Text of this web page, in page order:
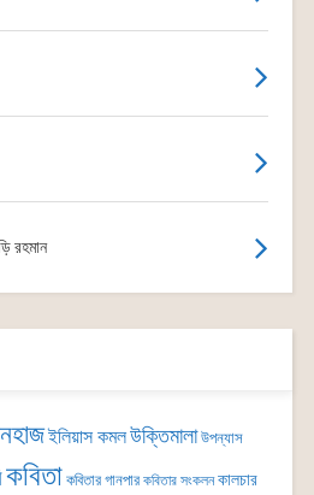
রহমান
ইলিয়াস কমলউক্তিমালা উপন্যাস
কবিতা কবিতার গানপার কবিতার সংকলন কালচার